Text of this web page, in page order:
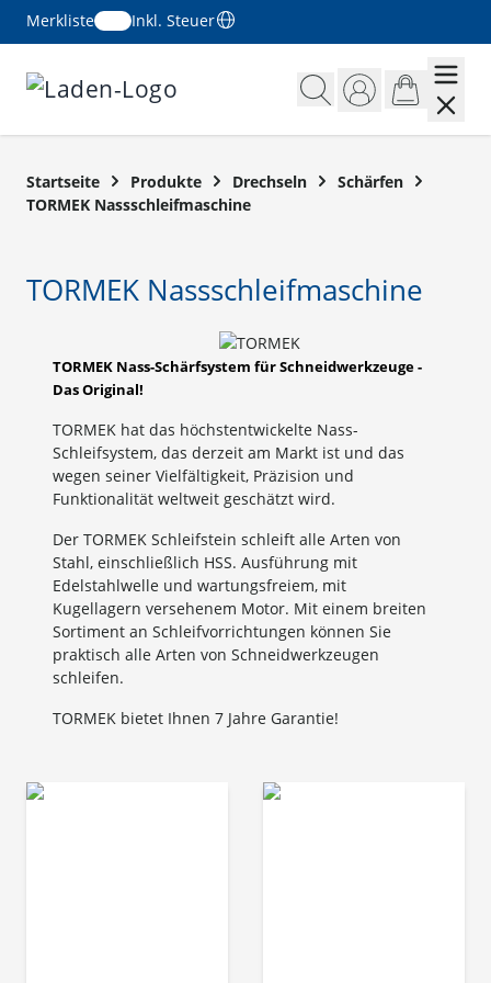
Merkliste
Inkl. Steuer
Startseite Produkte Drechseln
Schärfen
TORMEK Nassschleifmaschine
TORMEK Nassschleifmaschine
TORMEK Nass-Schärfsystem für Schneidwerkzeuge -
Das Original!
TORMEK hat das höchstentwickelte Nass-
Schleifsystem, das derzeit am Markt ist und das
wegen seiner Vielfältigkeit, Präzision und
Funktionalität weltweit geschätzt wird.
Der TORMEK Schleifstein schleift alle Arten von
Stahl, einschließlich HSS. Ausführung mit
Edelstahlwelle und wartungsfreiem, mit
Kugellagern versehenem Motor. Mit einem breiten
Sortiment an Schleifvorrichtungen können Sie
praktisch alle Arten von Schneidwerkzeugen
schleifen.
TORMEK bietet Ihnen 7 Jahre Garantie!